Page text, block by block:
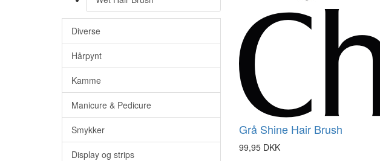
Diverse
Hårpynt
Kamme
Manicure & Pedicure
Smykker
Display og strips
Grå Shine Hair Brush
99,95 DKK